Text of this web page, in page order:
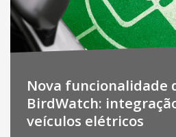
Nova funcionalidade
BirdWatch:
veículos elétricos